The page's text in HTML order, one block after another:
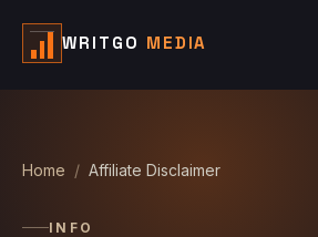
WRITGO MEDIA
Home / Affiliate Disclaimer
INFO